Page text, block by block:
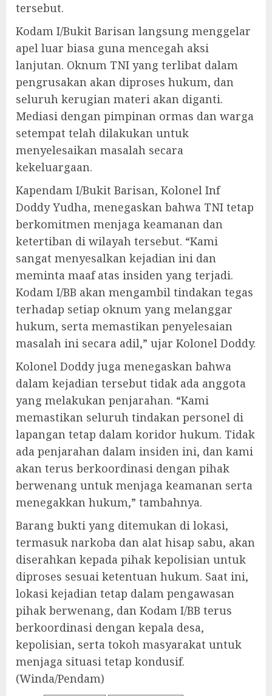
tersebut.
Kodam I/Bukit Barisan langsung menggelar
apel luar biasa guna mencegah aksi
lanjutan. Oknum TNI yang terlibat dalam
pengrusakan akan diproses hukum, dan
seluruh kerugian materi akan diganti.
Mediasi dengan pimpinan ormas dan warga
setempat telah dilakukan untuk
menyelesaikan masalah secara
kekeluargaan.
Kapendam I/Bukit Barisan, Kolonel Inf
Doddy Yudha, menegaskan bahwa TNI tetap
berkomitmen menjaga keamanan dan
ketertiban di wilayah tersebut. “Kami
sangat menyesalkan kejadian ini dan
meminta maaf atas insiden yang terjadi.
Kodam I/BB akan mengambil tindakan tegas
terhadap setiap oknum yang melanggar
hukum, serta memastikan penyelesaian
masalah ini secara adil,” ujar Kolonel Doddy.
Kolonel Doddy juga menegaskan bahwa
dalam kejadian tersebut tidak ada anggota
yang melakukan penjarahan. “Kami
memastikan seluruh tindakan personel di
lapangan tetap dalam koridor hukum. Tidak
ada penjarahan dalam insiden ini, dan kami
akan terus berkoordinasi dengan pihak
berwenang untuk menjaga keamanan serta
menegakkan hukum,” tambahnya.
Barang bukti yang ditemukan di lokasi,
termasuk narkoba dan alat hisap sabu, akan
diserahkan kepada pihak kepolisian untuk
diproses sesuai ketentuan hukum. Saat ini,
lokasi kejadian tetap dalam pengawasan
pihak berwenang, dan Kodam I/BB terus
berkoordinasi dengan kepala desa,
kepolisian, serta tokoh masyarakat untuk
menjaga situasi tetap kondusif.
(Winda/Pendam)